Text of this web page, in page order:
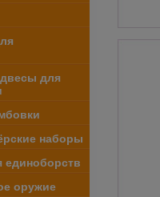
для
наборы
единоборств
оружие